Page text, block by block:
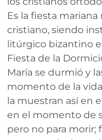
Es la fiesta
cristiano, siendo
litúrgico bizantino
Fiesta de la
María se durmió y
momento de la
la muestran así en
en el momento de
pero no para morir;